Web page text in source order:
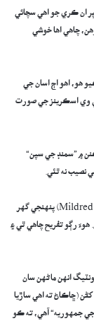
ان ڪري جو اهي سچائي
چاهي اها خوشي
هو، اهو اڄ اسان جي
وي اسڪرينز جي صورت
۾ ”سمنڊ جي سپن“
نصيب نه ٿئي.
​ھن دور جي مصنوعي رشتن جو بہ ذڪر آھي. مونٽيگ جي زال ميلڊريڊ (Mildred) پنهنجي گهر
رڳو تفريح چاهي ٿي ۽
انهن ماڻهن سان
(ڇاڪاڻ ته اهي ساڙيا
جي جمهوريه“ آهي، ته ڪو